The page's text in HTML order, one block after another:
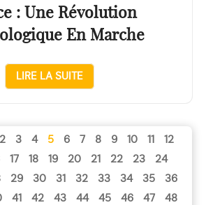
: Une Révolution
En Marche
LIRE LA SUITE
2 3 4 5 6 7 8 9 10 11
12
17 18 19 20 21 22 23
24
29 30 31 32 33 34 35
36
41 42 43 44 45 46 47
48